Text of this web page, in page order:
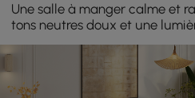
Une salle à manger calme et
tons neutres doux et une
cannelés et les formes
subtile, tandis que des
tissus légers créent une
les repas et les réceptions de